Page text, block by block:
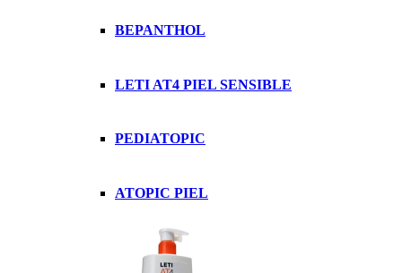
BEPANTHOL
LETI AT4 PIEL SENSIBLE
PEDIATOPIC
ATOPIC PIEL